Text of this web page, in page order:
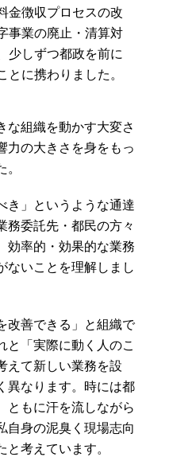
金徴収プロセスの改
事業の廃止・清算対
少しずつ都政を前に
とに携わりました。
組織を動かす大変さ
力の大きさを身をもっ
」というような通達
務委託先・都民の方々
効率的・効果的な業務
ないことを理解しまし
改善できる」と組織で
と「実際に動く人のこ
えて新しい業務を設
異なります。時には都
ともに汗を流しながら
自身の泥臭く現場志向
考えています。